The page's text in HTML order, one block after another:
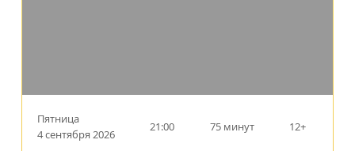
Пятница
4 сентября 2026
21:00 75 минут 12+